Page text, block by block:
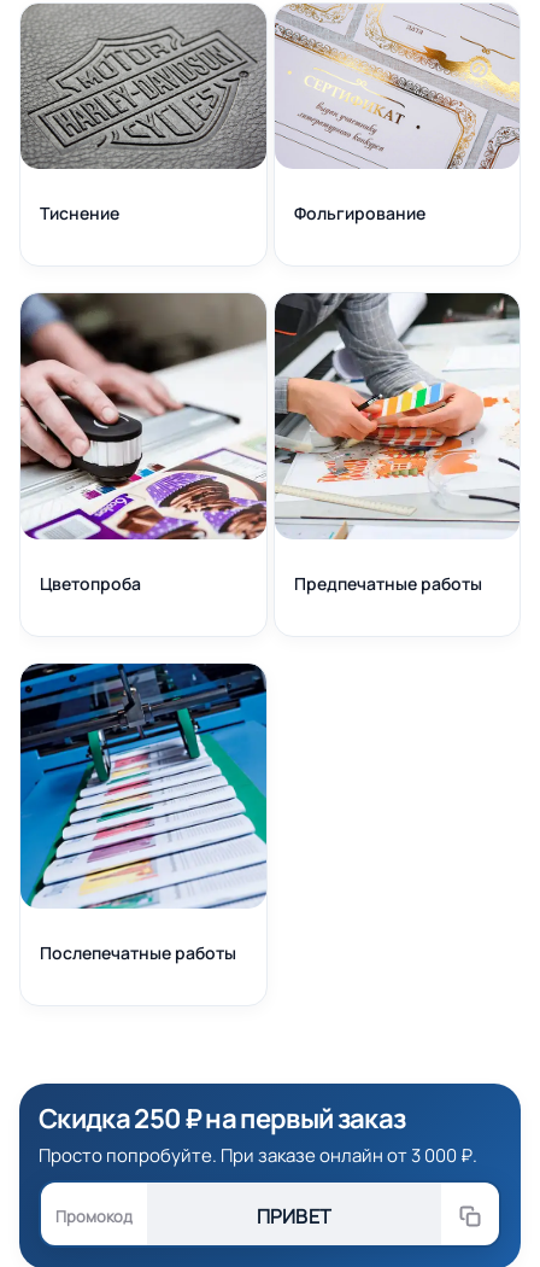
Тиснение Фольгирование
Цветопроба Предпечатные работы
Послепечатные работы
Скидка 250 ₽ на первый заказ
Просто попробуйте. При заказе онлайн от 3 000 ₽.
Промокод ПРИВЕТ